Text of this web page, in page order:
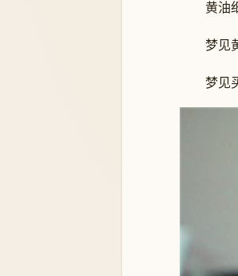
黄油细
梦见黄
梦见买